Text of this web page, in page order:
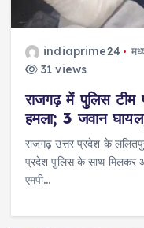
indiaprime24
31 views
राजगढ़ में पुलिस टीम
हमला; 3 जवान
राजगढ़ उत्तर प्रदेश के
प्रदेश पुलिस के साथ मिलकर
एमपी…